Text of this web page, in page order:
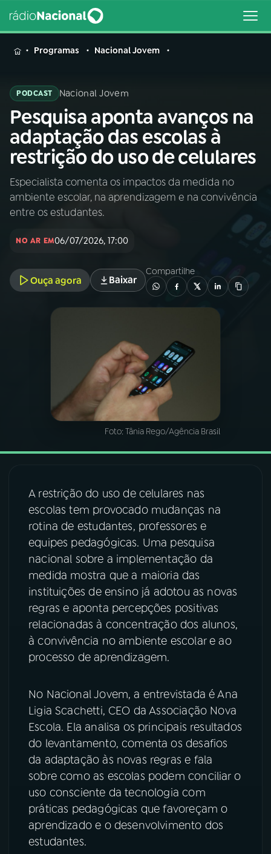
MENU
Buscar
na
Rádio
Nacional
Buscar
AO VIVO
PODCASTS
VIDEOCASTS
08FESTIVAL DE MÚSICA
ACOMPANHE A RÁDIO NACIONAL
YouTube Facebook
Instagram X
TikTok
Programas Nacional Jovem
PODCAST Nacional Jovem
Pesquisa aponta avanços na
adaptação das escolas à
restrição do uso de celulares
Especialista comenta os impactos da medida no
ambiente escolar, na aprendizagem e na convivência
entre os estudantes.
NO AR EM06/07/2026, 17:00
Ouça agora Baixar
Compartilhe
Foto: Tânia Rego/Agência Brasil
A restrição do uso de celulares nas
escolas tem provocado mudanças na
rotina de estudantes, professores e
equipes pedagógicas. Uma pesquisa
nacional sobre a implementação da
medida mostra que a maioria das
instituições de ensino já adotou as novas
regras e aponta percepções positivas
relacionadas à concentração dos alunos,
à convivência no ambiente escolar e ao
processo de aprendizagem.
No Nacional Jovem, a entrevistada é Ana
Ligia Scachetti, CEO da Associação Nova
Escola. Ela analisa os principais resultados
do levantamento, comenta os desafios
da adaptação às novas regras e fala
sobre como as escolas podem conciliar o
uso consciente da tecnologia com
práticas pedagógicas que favoreçam o
aprendizado e o desenvolvimento dos
estudantes.